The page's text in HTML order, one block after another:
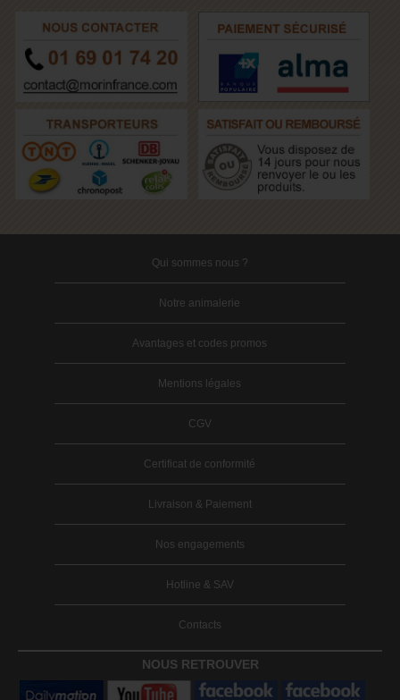
Qui sommes nous ?
Notre animalerie
Avantages et codes promos
Mentions légales
CGV
Certificat de conformité
Livraison & Paiement
Nos engagements
Hotline & SAV
Contacts
NOUS RETROUVER